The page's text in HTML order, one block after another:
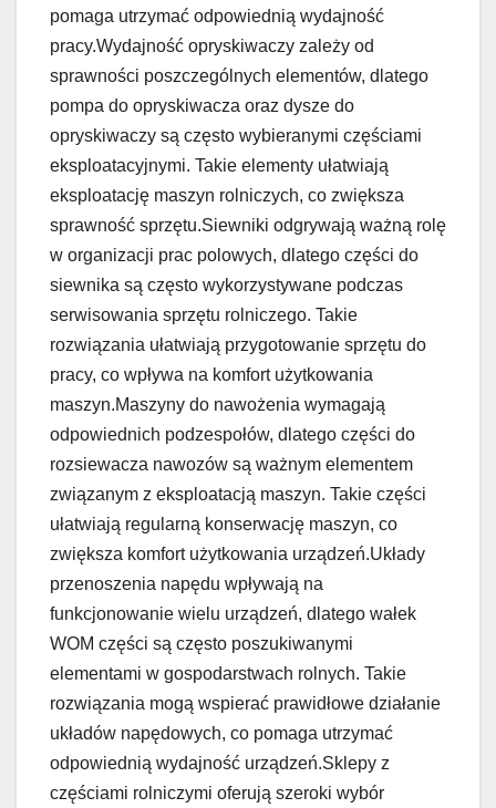
pomaga utrzymać odpowiednią wydajność
pracy.Wydajność opryskiwaczy zależy od
sprawności poszczególnych elementów, dlatego
pompa do opryskiwacza oraz dysze do
opryskiwaczy są często wybieranymi częściami
eksploatacyjnymi. Takie elementy ułatwiają
eksploatację maszyn rolniczych, co zwiększa
sprawność sprzętu.Siewniki odgrywają ważną rolę
w organizacji prac polowych, dlatego części do
siewnika są często wykorzystywane podczas
serwisowania sprzętu rolniczego. Takie
rozwiązania ułatwiają przygotowanie sprzętu do
pracy, co wpływa na komfort użytkowania
maszyn.Maszyny do nawożenia wymagają
odpowiednich podzespołów, dlatego części do
rozsiewacza nawozów są ważnym elementem
związanym z eksploatacją maszyn. Takie części
ułatwiają regularną konserwację maszyn, co
zwiększa komfort użytkowania urządzeń.Układy
przenoszenia napędu wpływają na
funkcjonowanie wielu urządzeń, dlatego wałek
WOM części są często poszukiwanymi
elementami w gospodarstwach rolnych. Takie
rozwiązania mogą wspierać prawidłowe działanie
układów napędowych, co pomaga utrzymać
odpowiednią wydajność urządzeń.Sklepy z
częściami rolniczymi oferują szeroki wybór